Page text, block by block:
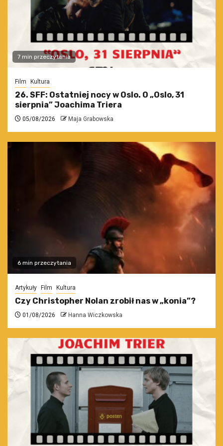
7 min przeczytania
Film Kultura
26. SFF: Ostatniej nocy w Oslo. O „Oslo, 31
sierpnia” Joachima Triera
05/08/2026 Maja Grabowska
6 min przeczytania
Artykuły Film Kultura
Czy Christopher Nolan zrobił nas w „konia”?
01/08/2026 Hanna Wiczkowska